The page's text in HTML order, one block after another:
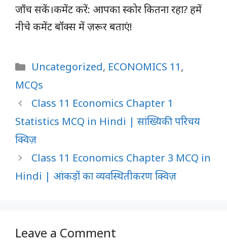
जाँच सकें।कमेंट करें: आपका स्कोर कितना रहा? हमें
नीचे कमेंट बॉक्स में ज़रूर बताएं!
Categories
Uncategorized, ECONOMICS 11,
MCQs
Class 11 Economics Chapter 1
Statistics MCQ in Hindi | सांख्यिकी परिचय
क्विज़
Class 11 Economics Chapter 3 MCQ in
Hindi | आंकड़ों का व्यवस्थितीकरण क्विज़
Leave a Comment